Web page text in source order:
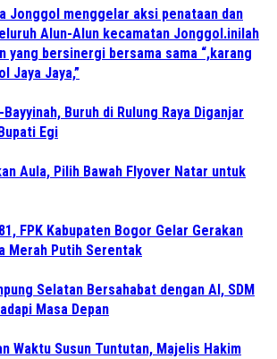
Jonggol menggelar aksi penataan dan
Alun-Alun kecamatan Jonggol.inilah
yang bersinergi bersama sama “,karang
Jaya Jaya,”
Buruh di Rulung Raya Diganjar
Egi
Aula, Pilih Bawah Flyover Natar untuk
FPK Kabupaten Bogor Gelar Gerakan
Merah Putih Serentak
Selatan Bersahabat dengan AI, SDM
Masa Depan
Waktu Susun Tuntutan, Majelis Hakim